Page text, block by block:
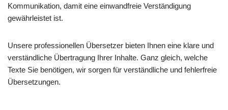
Kommunikation, damit eine einwandfreie Verständigung
gewährleistet ist.
Unsere professionellen Übersetzer bieten Ihnen eine klare und
verständliche Übertragung Ihrer Inhalte. Ganz gleich, welche
Texte Sie benötigen, wir sorgen für verständliche und fehlerfreie
Übersetzungen.